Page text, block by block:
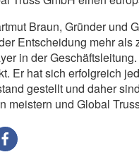
Braun, Gründer und
Entscheidung mehr als
in der
Er hat sich erfolgreich
gestellt und daher
meistern und Global